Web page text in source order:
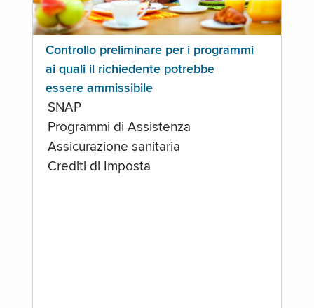
Controllo preliminare per i programmi
ai quali il richiedente potrebbe
essere ammissibile
SNAP
Programmi di Assistenza
Assicurazione sanitaria
Crediti di Imposta